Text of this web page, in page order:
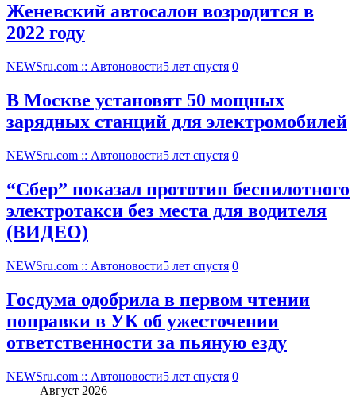
Женевский автосалон возродится в
2022 году
NEWSru.com :: Автоновости5 лет спустя 0
В Москве установят 50 мощных
зарядных станций для электромобилей
NEWSru.com :: Автоновости5 лет спустя 0
“Сбер” показал прототип беспилотного
электротакси без места для водителя
(ВИДЕО)
NEWSru.com :: Автоновости5 лет спустя 0
Госдума одобрила в первом чтении
поправки в УК об ужесточении
ответственности за пьяную езду
NEWSru.com :: Автоновости5 лет спустя 0
Август 2026